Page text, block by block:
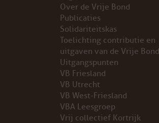
LINKS ARBEID
LABOUR RIGHTS
Over de Vrije Bond
Publicaties
Solidariteitskas
Toelichting contributie en
uitgaven van de Vrije Bond
Uitgangspunten
VB Friesland
VB Utrecht
VB West-Friesland
VBA Leesgroep
Vrij collectief Kortrijk